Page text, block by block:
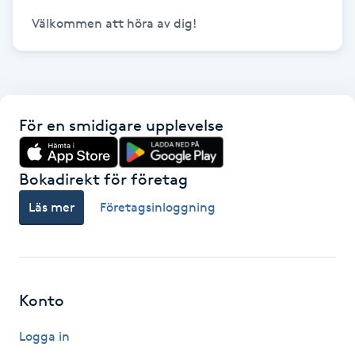
Herrklippning
Hot Stone Massage
Hot yoga
Hudvård
För en smidigare upplevelse
Bokadirekt för företag
Läs mer Företagsinloggning
Konto
Logga in